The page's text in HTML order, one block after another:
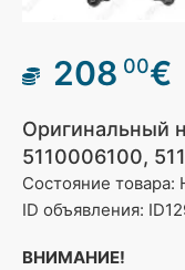
208 00€
Оригинальный
5110006100,
Состояние товара:
ID объявления:
ВНИМАНИЕ!